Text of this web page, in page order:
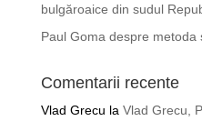
bulgăroaice din sudul
Paul Goma despre metoda
Comentarii recente
Vlad Grecu la Vlad Grecu,